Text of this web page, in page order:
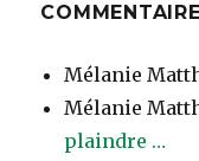
Mélanie
Mélanie
plaindre …